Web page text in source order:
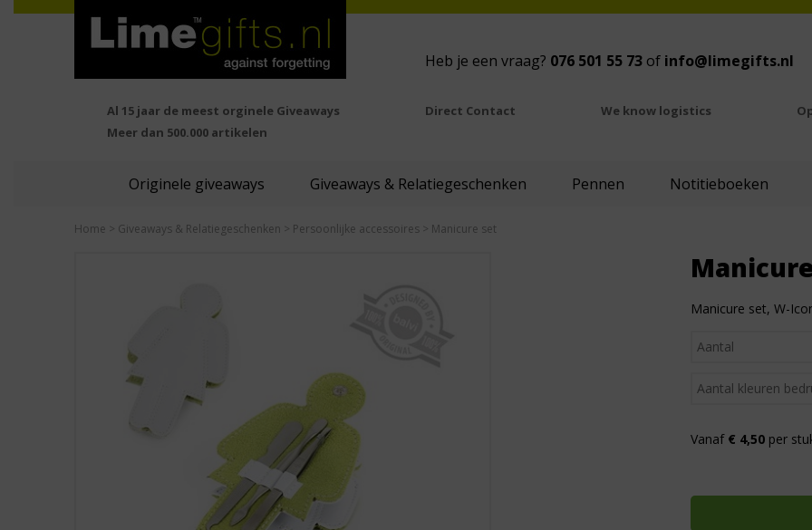
Heb je een vraag? 076 501 55 73of info@limegifts.nl
Al 15 jaar de meest orginele Giveaways Direct Contact We know logistics
Meer dan 500.000 artikelen
Originele giveaways Giveaways & Relatiegeschenken Pennen Notitieboeken
Home > Giveaways & Relatiegeschenken > Persoonlijke accessoires > Manicure set
Manicure set, W-
Vanaf € 4,50 per